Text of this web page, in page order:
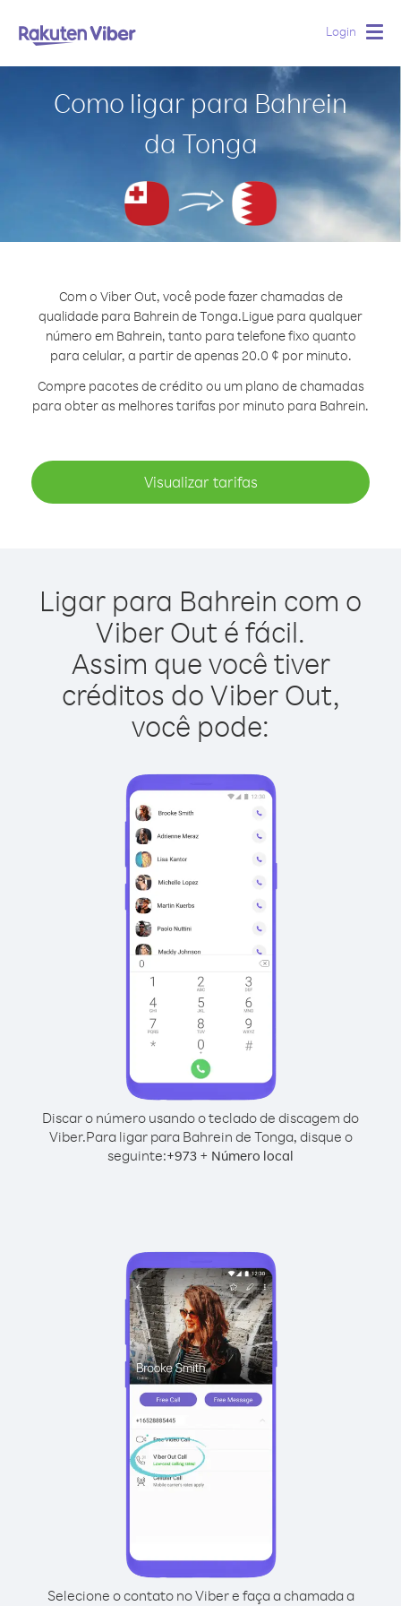
Login
Como ligar para Bahrein
da Tonga
Com o Viber Out, você pode fazer chamadas de
qualidade para Bahrein de Tonga.Ligue para qualquer
número em Bahrein, tanto para telefone fixo quanto
para celular, a partir de apenas 20.0 ¢ por minuto.
Compre pacotes de crédito ou um plano de chamadas
para obter as melhores tarifas por minuto para Bahrein.
Visualizar tarifas
Ligar para Bahrein com o
Viber Out é fácil.
Assim que você tiver
créditos do Viber Out,
você pode:
Discar o número usando o teclado de discagem do
Viber.Para ligar para Bahrein de Tonga, disque o
seguinte:+973 + Número local
Selecione o contato no Viber e faça a chamada a